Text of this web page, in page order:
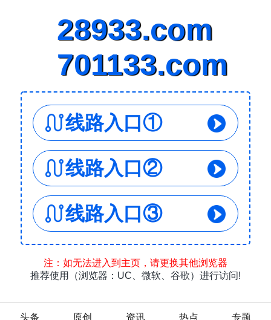
头条 原创 资讯 热点
专题